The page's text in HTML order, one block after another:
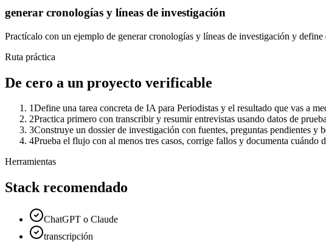
generar cronologías y líneas de investigación
Practícalo con un ejemplo de generar cronologías y líneas de investigación y define
Ruta práctica
De cero a un proyecto verificable
1Define una tarea concreta de IA para Periodistas y el resultado que vas a
2Practica primero con transcribir y resumir entrevistas usando datos de
3Construye un dossier de investigación con fuentes, preguntas pendientes
4Prueba el flujo con al menos tres casos, corrige fallos y documenta cuándo
Herramientas
Stack recomendado
ChatGPT o Claude
transcripción